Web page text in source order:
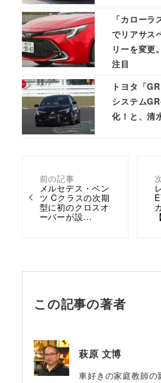
前の記事
メルセデス・ベン
ツ Cクラスの次期
型に初のクロスオ
ーバーが設…
「カロー
でリアサス
リーを変更
注目
トヨタ「
システム
化！と、清
この記事の著者
萩原 文博
車好きの家庭教師の